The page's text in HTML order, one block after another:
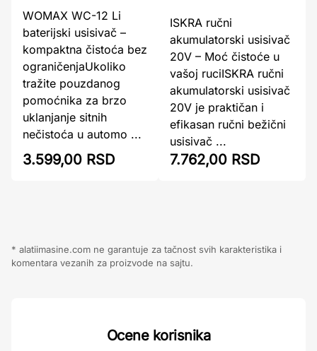
WOMAX WC-12 Li
baterijski usisivač –
kompaktna čistoća bez
ograničenjaUkoliko
tražite pouzdanog
pomoćnika za brzo
uklanjanje sitnih
nečistoća u automo ...
3.599,00 RSD
ISKRA ručni
akumulatorski usisivač
20V – Moć čistoće u
vašoj ruciISKRA ručni
akumulatorski usisivač
20V je praktičan i
efikasan ručni bežični
usisivač ...
7.762,00 RSD
* alatiimasine.com ne garantuje za tačnost svih karakteristika i
komentara vezanih za proizvode na sajtu.
Ocene korisnika